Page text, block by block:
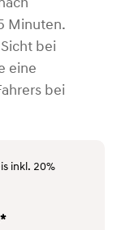
Minuten.
bei
eine
bei
inkl. 20%